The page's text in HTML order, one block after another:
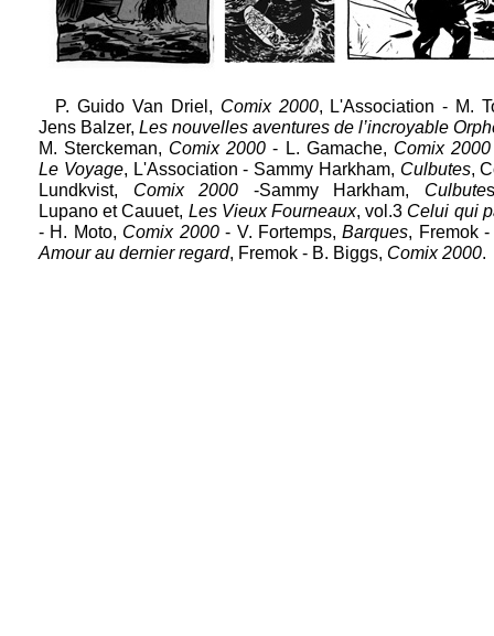
P. Guido Van Driel, Comix 2000, L'Association - M.
Jens Balzer, Les nouvelles aventures de l’incroyable
M. Sterckeman, Comix 2000- L. Gamache, Comix 2000
Le Voyage, L'Association - Sammy Harkham, Culbutes,
Lundkvist, Comix 2000 -Sammy Harkham, Culbute
Lupano et Cauuet, Les Vieux Fourneaux, vol.3 Celui qui
- H. Moto, Comix 2000- V. Fortemps, Barques, Fremok
Amour au dernier regard, Fremok - B. Biggs, Comix 2000.